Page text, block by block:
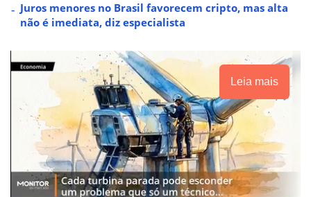
Juros menores no Brasil favorecem cripto, mas alta
não é imediata, diz especialista
Leia mais